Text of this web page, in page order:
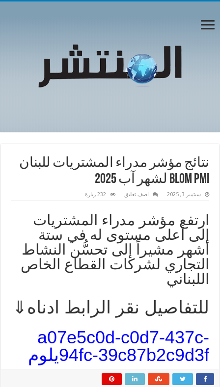
نتائج مؤشر مدراء المشتريات للبنان
BLOM PMI لشهر آب 2025
سبتمبر 3, 2025 اضف تعليق 232 زيارة
ارتفع مؤشر مدراء المشتريات
إلى أعلى مستوى له في ستة
أشهر مشيراً إلى تحسُّن النشاط
التجاري لشركات القطاع الخاص
اللبناني
للتفاصيل نقر الرابط ادناه⇓
a07e5c0d-c0d7-437c-
94fc-39c87b2c9d3fيلوم